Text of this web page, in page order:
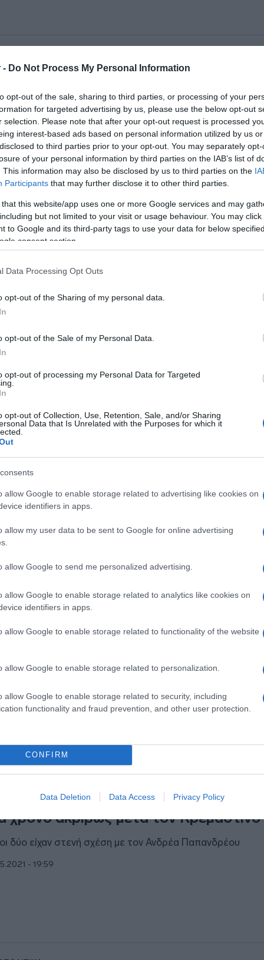
- Do Not Process My Personal Information
opt-out of the sale, sharing to third parties, or processing of your
for targeted advertising by us, please use the below opt-out
selection. Please note that after your opt-out request is processed
interest-based ads based on personal information utilized by us
to third parties prior to your opt-out. You may separately
of your personal information by third parties on the IAB’s list of
This information may also be disclosed by us to third parties on the
Participants that may further disclose it to other third parties.
that this website/app uses one or more Google services and may
but not limited to your visit or usage behaviour. You may
to Google and its third-party tags to use your data for below
consent section.
Data Processing Opt Outs
opt-out of the Sharing of my personal data.
opt-out of the Sale of my Personal Data.
opt-out of processing my Personal Data for Targeted
opt-out of Collection, Use, Retention, Sale, and/or Sharing
Data that Is Unrelated with the Purposes for which it
allow Google to enable storage related to advertising like cookies on
identifiers in apps.
allow my user data to be sent to Google for online advertising
allow Google to send me personalized advertising.
allow Google to enable storage related to analytics like cookies on
identifiers in apps.
allow Google to enable storage related to functionality of the website
allow Google to enable storage related to personalization.
allow Google to enable storage related to security, including
functionality and fraud prevention, and other user protection.
CONFIRM
Data Deletion Data Access Privacy Policy
με τις μάσκες “ξεσήκωσαν”
και έγινε ξανά παιδί (pics)
Παιδείας ήταν πολύ ευχαριστημένη με όσα είδε
- 18:56
μαλλί για τον Σχοινά – Στην
η Γιάννα Αγγελοπούλου
ακόμη φορά, η Γιάννα Αγγελοπούλου, ήταν υπέρκομψη
ο Λοβέρδος και η…
εδράζεται στην αρχή της μη διάκρισης μεταξύ
θα γίνουν σε λίγους μήνες η Όλγα Κεφαλογιάννη και ο
σύμπτωση – Ο Κατσανέβας
χρόνο ακριβώς μετά τον Κρεμαστινό
δύο είχαν στενή σχέση με τον Ανδρέα Παπανδρέου
- 19:59